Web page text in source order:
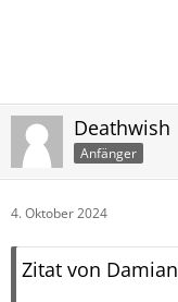
Deathwish
Anfänger
4. Oktober 2024
Zitat von Damian